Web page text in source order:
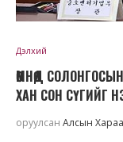
Дэлхий
ӨМНӨД
ХАН СОН СҮГИЙГ
оруулсан Алсын Хараа